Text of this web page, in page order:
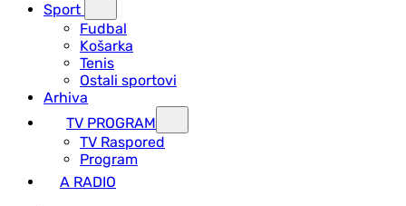
Sport
Fudbal
Košarka
Tenis
Ostali sportovi
Arhiva
TV PROGRAM
ТV Raspored
Program
A RADIO